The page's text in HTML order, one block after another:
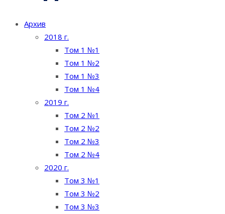
Архив
2018 г.
Том 1 №1
Том 1 №2
Том 1 №3
Том 1 №4
2019 г.
Том 2 №1
Том 2 №2
Том 2 №3
Том 2 №4
2020 г.
Том 3 №1
Том 3 №2
Том 3 №3